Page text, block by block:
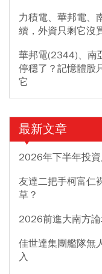
力積電、華邦電、
續，外資只剩它沒
華邦電(2344)、南
停穩了？記憶體股
它
最新文章
2026年下半年投
友達二把手柯富仁
草？
2026前進大南方
佳世達集團艦隊無
入